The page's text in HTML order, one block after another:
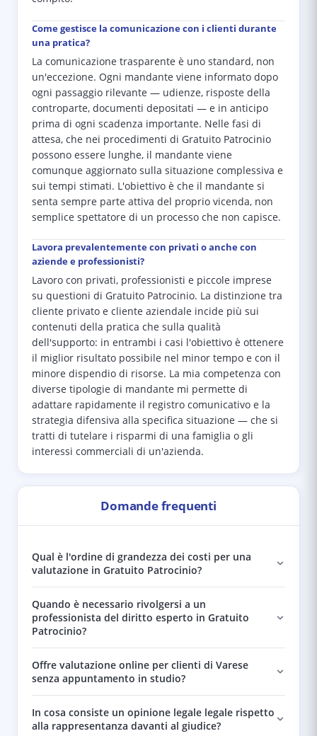
Come gestisce la comunicazione con i clienti durante
una pratica?
La comunicazione trasparente è uno standard, non
un'eccezione. Ogni mandante viene informato dopo
ogni passaggio rilevante — udienze, risposte della
controparte, documenti depositati — e in anticipo
prima di ogni scadenza importante. Nelle fasi di
attesa, che nei procedimenti di Gratuito Patrocinio
possono essere lunghe, il mandante viene
comunque aggiornato sulla situazione complessiva e
sui tempi stimati. L'obiettivo è che il mandante si
senta sempre parte attiva del proprio vicenda, non
semplice spettatore di un processo che non capisce.
Lavora prevalentemente con privati o anche con
aziende e professionisti?
Lavoro con privati, professionisti e piccole imprese
su questioni di Gratuito Patrocinio. La distinzione tra
cliente privato e cliente aziendale incide più sui
contenuti della pratica che sulla qualità
dell'supporto: in entrambi i casi l'obiettivo è ottenere
il miglior risultato possibile nel minor tempo e con il
minore dispendio di risorse. La mia competenza con
diverse tipologie di mandante mi permette di
adattare rapidamente il registro comunicativo e la
strategia difensiva alla specifica situazione — che si
tratti di tutelare i risparmi di una famiglia o gli
interessi commerciali di un'azienda.
Domande frequenti
Qual è l'ordine di grandezza dei costi per una
valutazione in Gratuito Patrocinio?
Quando è necessario rivolgersi a un
professionista del diritto esperto in Gratuito
Patrocinio?
Offre valutazione online per clienti di Varese
senza appuntamento in studio?
In cosa consiste un opinione legale legale rispetto
alla rappresentanza davanti al giudice?